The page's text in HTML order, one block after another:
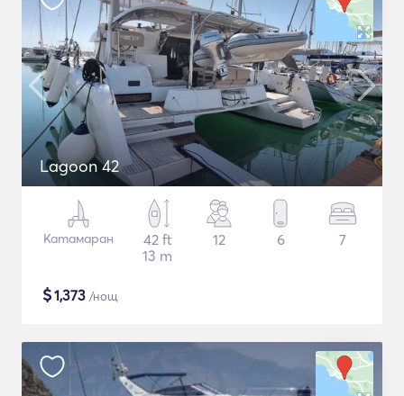
Lagoon 42
Катамаран
42 ft
13 m
12 6 7
$1,373 /нощ